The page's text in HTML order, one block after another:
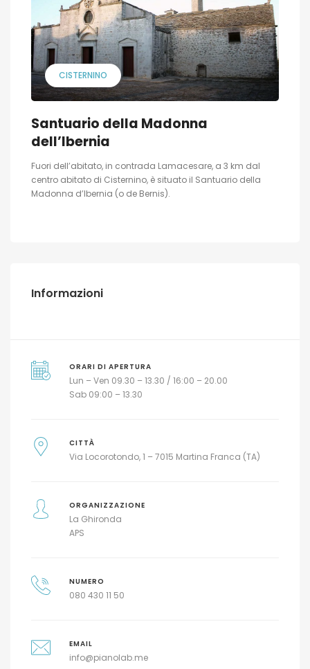
CISTERNINO
Santuario della Madonna
dell’Ibernia
Fuori dell’abitato, in contrada Lamacesare, a 3 km dal
centro abitato di Cisternino, è situato il Santuario della
Madonna d’Ibernia (o de Bernis).
Informazioni
ORARI DI APERTURA
Lun – Ven 09.30 – 13.30 / 16:00 – 20.00
Sab 09:00 – 13.30
CITTÀ
Via Locorotondo, 1 – 7015 Martina Franca (TA)
ORGANIZZAZIONE
La Ghironda
APS
NUMERO
080 430 11 50
EMAIL
info@pianolab.me